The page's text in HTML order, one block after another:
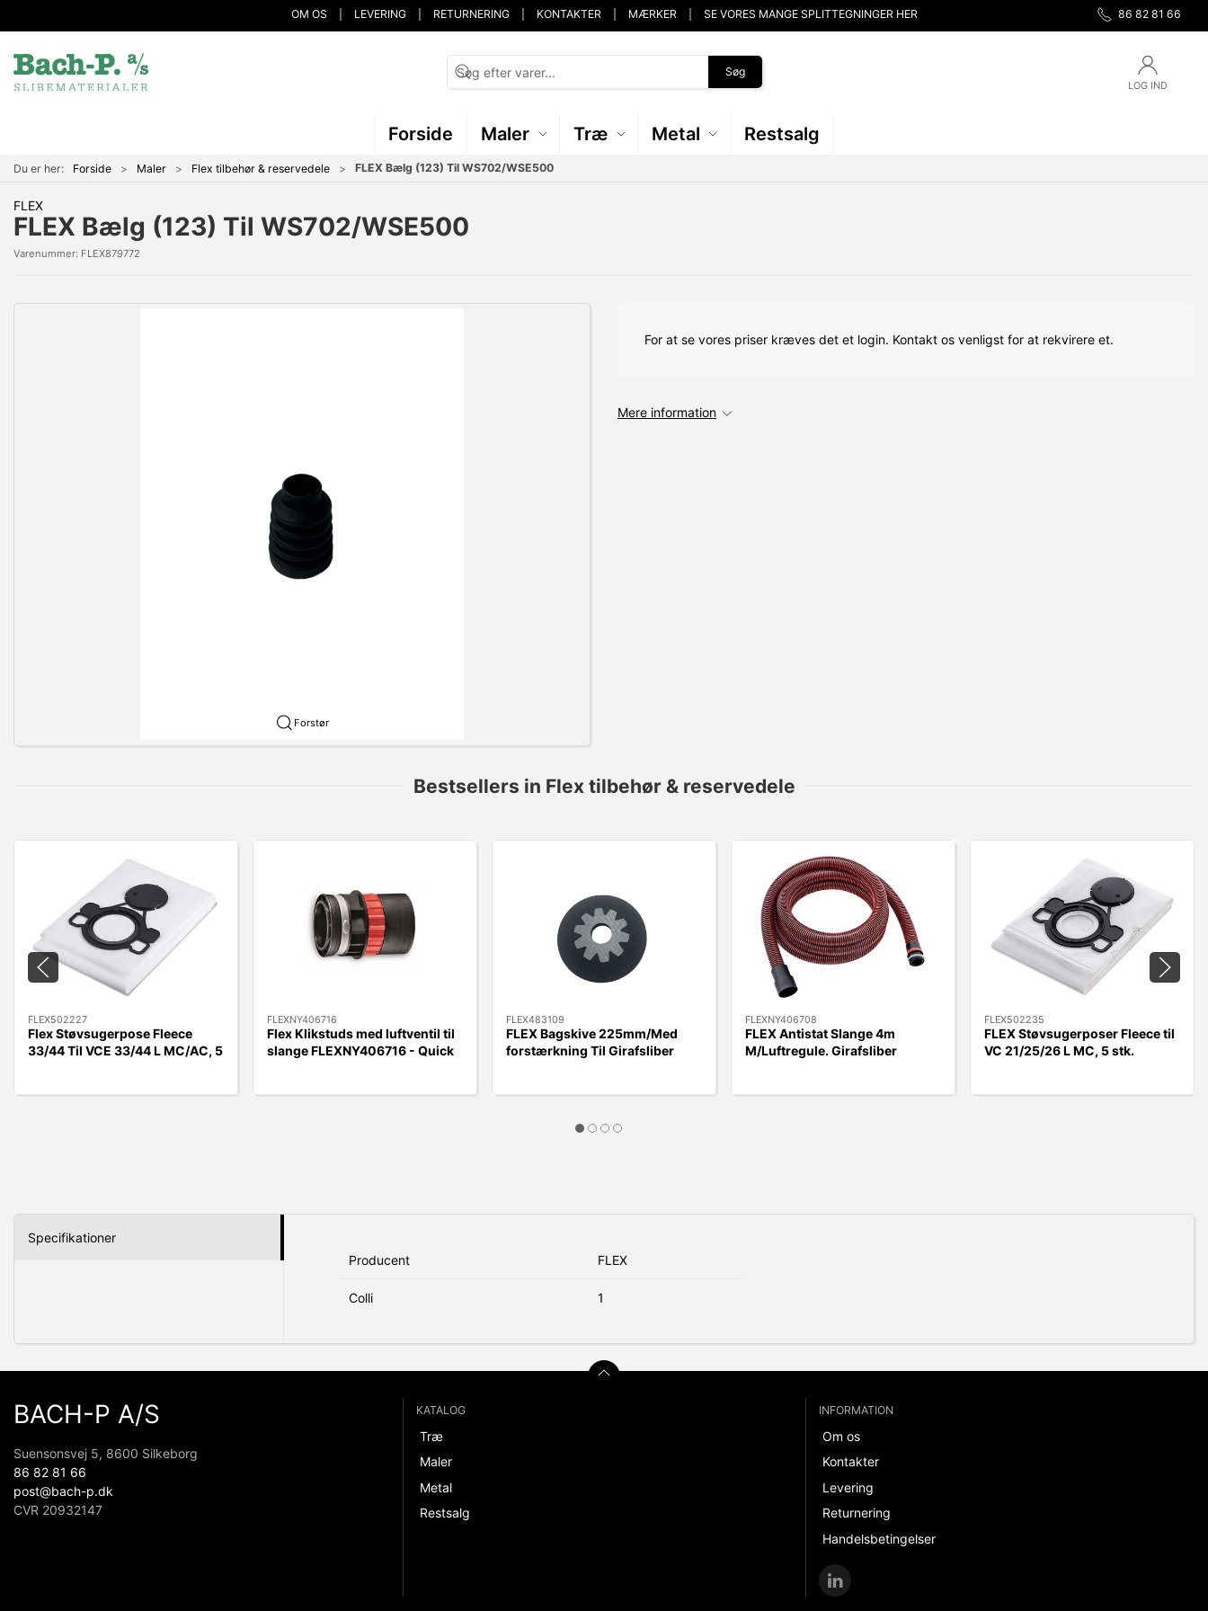
OM OS LEVERING RETURNERING KONTAKTER MÆRKER SE VORES MANGE SPLITTEGNINGER HER 86 82 81 66
Søg
LOG IND
Forside Maler Træ Metal Restsalg
Du er her: Forside Maler Flex tilbehør & reservedele FLEX Bælg (123) Til WS702/WSE500
FLEX
FLEX Bælg (123) Til WS702/WSE500
Varenummer: FLEX879772
Forstør
For at se vores priser kræves det et login. Kontakt os venligst for at rekvirere et.
Mere information
Bestsellers in Flex tilbehør & reservedele
FLEX502227
Flex Støvsugerpose Fleece
33/44 Til VCE 33/44 L MC/AC, 5
FLEXNY406716
Flex Klikstuds med luftventil til
slange FLEXNY406716 - Quick
FLEX483109
FLEX Bagskive 225mm/Med
forstærkning Til Girafsliber
FLEXNY406708
FLEX Antistat Slange 4m
M/Luftregule. Girafsliber
FLEX502235
FLEX Støvsugerposer Fleece til
VC 21/25/26 L MC, 5 stk.
Specifikationer
Producent
FLEX
Colli 1
BACH-P A/S
Suensonsvej 5, 8600 Silkeborg
86 82 81 66
post@bach-p.dk
CVR 20932147
KATALOG
Træ
Maler
Metal
Restsalg
INFORMATION
Om os
Kontakter
Levering
Returnering
Handelsbetingelser